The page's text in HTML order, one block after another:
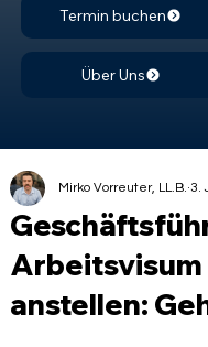
Termin buchen
Über Uns
Arbeitsvisum
anstellen:
Mirko Vorreuter, LL.B. 3.